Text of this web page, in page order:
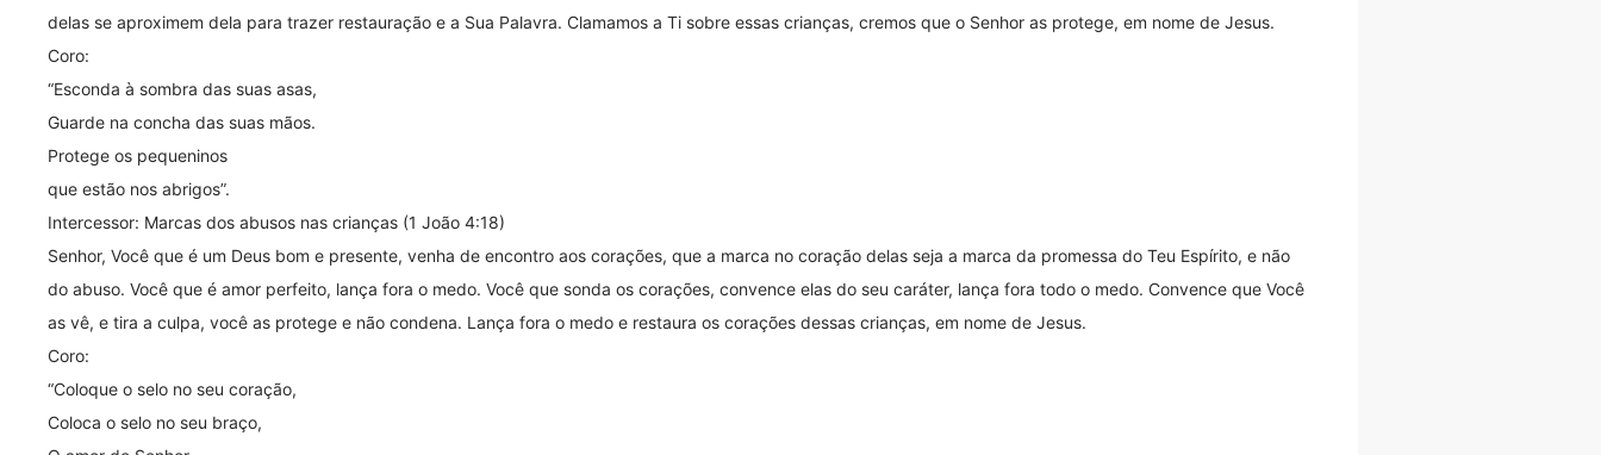
delas se aproximem dela para trazer restauração e a Sua Palavra. Clamamos a Ti sobre essas crianças, cremos que o Senhor as protege, em nome de Jesus.
Coro:
“Esconda à sombra das suas asas,
Guarde na concha das suas mãos.
Protege os pequeninos
que estão nos abrigos”.
Intercessor: Marcas dos abusos nas crianças (1 João 4:18)
Senhor, Você que é um Deus bom e presente, venha de encontro aos corações, que a marca no coração delas seja a marca da promessa do Teu Espírito, e não
do abuso. Você que é amor perfeito, lança fora o medo. Você que sonda os corações, convence elas do seu caráter, lança fora todo o medo. Convence que Você
as vê, e tira a culpa, você as protege e não condena. Lança fora o medo e restaura os corações dessas crianças, em nome de Jesus.
Coro:
“Coloque o selo no seu coração,
Coloca o selo no seu braço,